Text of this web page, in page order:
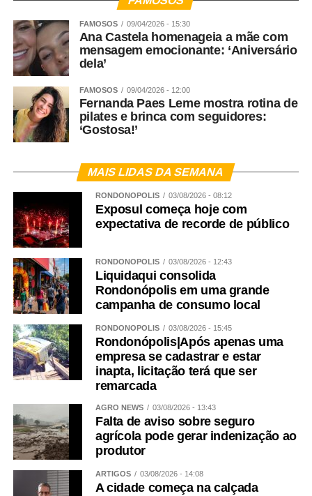
FAMOSOS 09/04/2026 - 15:30
Ana Castela homenageia a mãe com
mensagem emocionante: ‘Aniversário
dela’
FAMOSOS 09/04/2026 - 12:00
Fernanda Paes Leme mostra rotina de
pilates e brinca com seguidores:
‘Gostosa!’
MAIS LIDAS DA SEMANA
RONDONÓPOLIS 03/08/2026 - 08:12
Exposul começa hoje com
expectativa de recorde de público
RONDONÓPOLIS 03/08/2026 - 12:43
Liquidaqui consolida
Rondonópolis em uma grande
campanha de consumo local
RONDONÓPOLIS 03/08/2026 - 15:45
Rondonópolis|Após apenas uma
empresa se cadastrar e estar
inapta, licitação terá que ser
remarcada
AGRO NEWS 03/08/2026 - 13:43
Falta de aviso sobre seguro
agrícola pode gerar indenização ao
produtor
ARTIGOS 03/08/2026 - 14:08
A cidade começa na calçada